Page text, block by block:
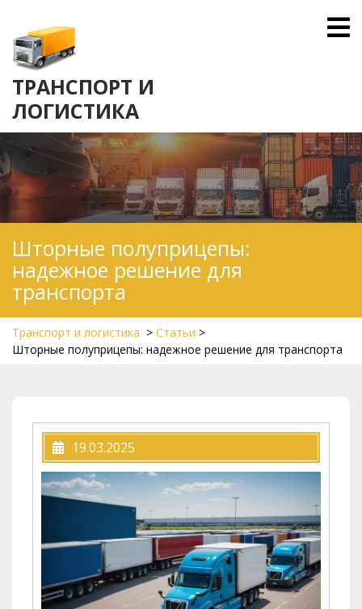
content
ТРАНСПОРТ И
ЛОГИСТИКА
Шторные полуприцепы:
надежное решение для
транспорта
Транспорт и логистика > Статьи >
Шторные полуприцепы: надежное решение для транспорта
19.03.2025